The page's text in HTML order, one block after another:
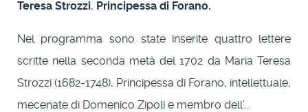
Teresa Strozzi, Principessa di Forano.
Nel programma sono state inserite quattro lettere
scritte nella seconda metà del 1702 da Maria Teresa
Strozzi (1682-1748), Principessa di Forano, intellettuale,
mecenate di Domenico Zipoli e membro dell’...